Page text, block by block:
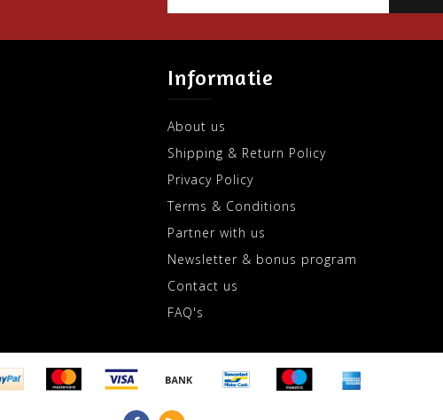
Informatie
About us
Shipping & Return Policy
Privacy Policy
Terms & Conditions
Partner with us
Newsletter & bonus program
Contact us
FAQ's